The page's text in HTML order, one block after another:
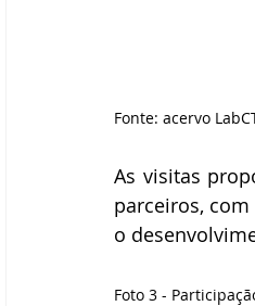
Fonte: acervo
As visitas
parceiros,
o
Foto 3 -